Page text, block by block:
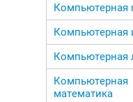
Компьютерная
Компьютерная
Компьютерная
Компьютерная
математика